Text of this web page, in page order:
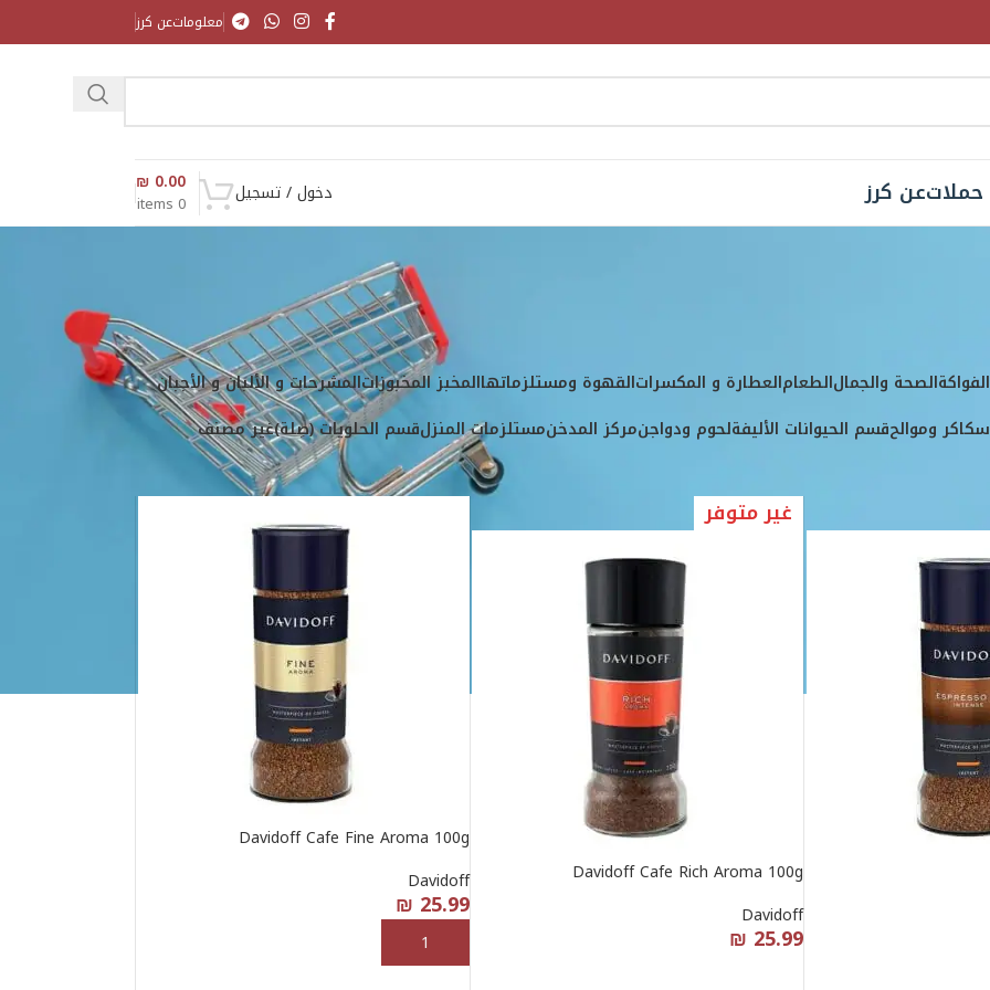
معلوماتعن كرز
عن كرز دخول / تسجيل 0
items
₪ 0.00
الصحة والجمالالطعامالعطارة و المكسراتالقهوة ومستلزماتهاالمخبز المخبوزاتالمشرحات و الألبان و الأجبان
سكاكر وموالحقسم الحيوانات الأليفةلحوم ودواجنمركز المدخنمستلزمات المنزلقسم الحلويات (صِلة)غير مصنف
غير متوفر
Davidoff Cafe Rich Aroma 100g
Davidoff
₪ 25.99
Davidoff Cafe Fine Aroma 100g
Davidoff
₪ 25.99
إضافة إلى السلة